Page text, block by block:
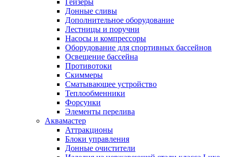
Гейзеры
Донные сливы
Дополнительное оборудование
Лестницы и поручни
Насосы и компрессоры
Оборудование для спортивных бассейнов
Освещение бассейна
Противотоки
Скиммеры
Сматывающее устройство
Теплообменники
Форсунки
Элементы перелива
Аквамастер
Аттракционы
Блоки управления
Донные очистители